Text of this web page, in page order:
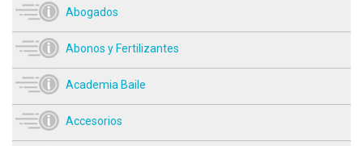
Abogados
Abonos y Fertilizantes
Academia Baile
Accesorios